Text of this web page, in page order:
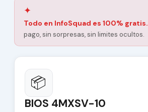
✦
Todo en InfoSquad es 100% gratis.
pago, sin sorpresas, sin limites ocultos.
📦
BIOS 4MXSV-10